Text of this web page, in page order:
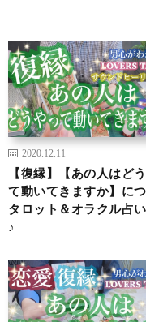
2020.12.11
【復縁】【あの人はど
て動いてきますか】に
タロット＆オラクル占
♪